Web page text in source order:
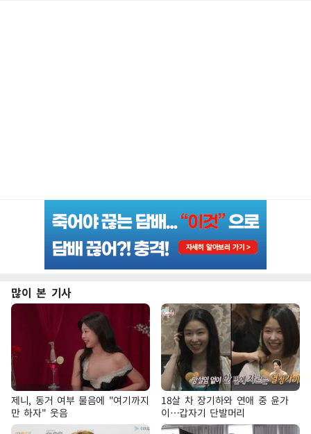
많이 본 기사
제니, 동거 여부 물음에 "여기까지
만 하자" 웃음
18살 차 장기하와 연애 중 윤가
이…갑자기 단발머리